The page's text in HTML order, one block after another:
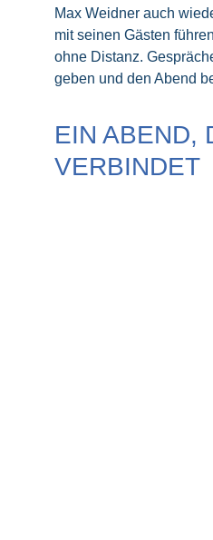
Max Weidner auch
mit seinen Gästen
ohne Distanz.
geben und den Abend
EIN ABEND,
VERBINDET